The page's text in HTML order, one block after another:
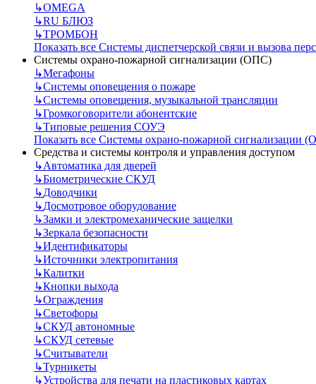
↳OMEGA
↳RU БЛЮЗ
↳ТРОМБОН
Показать все Системы диспетчерской связи и вызова
Системы охрано-пожарной сигнализации (ОПС)
↳Мегафоны
↳Системы оповещения о пожаре
↳Системы оповещения, музыкальной трансляции
↳Громкоговорители абонентские
↳Типовые решения СОУЭ
Показать все Системы охрано-пожарной сигнализации
Средства и системы контроля и управления доступом
↳Автоматика для дверей
↳Биометрические СКУД
↳Доводчики
↳Досмотровое оборудование
↳Замки и электромеханические защелки
↳Зеркала безопасности
↳Идентификаторы
↳Источники электропитания
↳Калитки
↳Кнопки выхода
↳Ограждения
↳Светофоры
↳СКУД автономные
↳СКУД сетевые
↳Считыватели
↳Турникеты
↳Устройства для печати на пластиковых картах